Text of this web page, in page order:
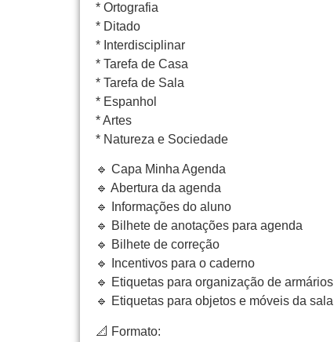
* Ortografia
* Ditado
* Interdisciplinar
* Tarefa de Casa
* Tarefa de Sala
* Espanhol
* Artes
* Natureza e Sociedade
🔹 Capa Minha Agenda
🔹 Abertura da agenda
🔹 Informações do aluno
🔹 Bilhete de anotações para agenda
🔹 Bilhete de correção
🔹 Incentivos para o caderno
🔹 Etiquetas para organização de armários
🔹 Etiquetas para objetos e móveis da sala
📐 Formato: